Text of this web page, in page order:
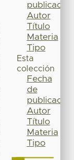
publicación
Autor
Título
Materia
Tipo
Esta
colección
Fecha
de
publicación
Autor
Título
Materia
Tipo